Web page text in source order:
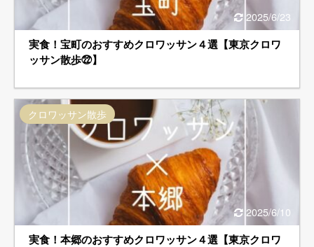
2025/6/23
実食！宝町のおすすめクロワッサン４選【東京クロワ
ッサン散歩㉒】
2025/6/10
クロワッサン散歩
実食！本郷のおすすめクロワッサン４選【東京クロワ